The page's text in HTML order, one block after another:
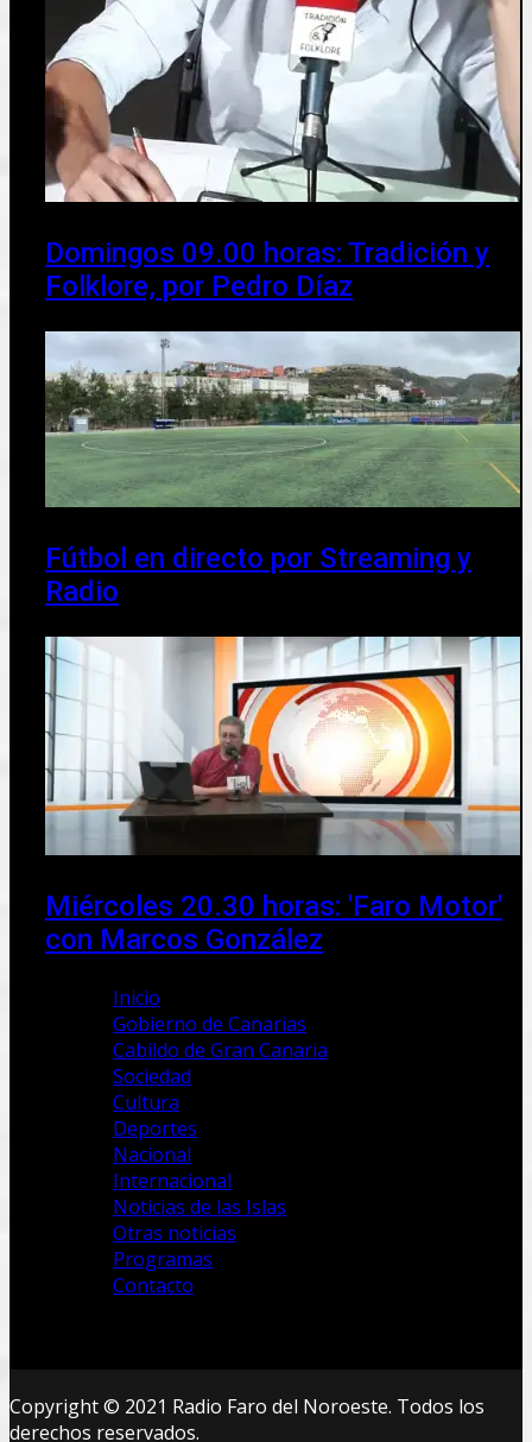
Domingos 09.00 horas: Tradición y
Folklore, por Pedro Díaz
Fútbol en directo por Streaming y
Radio
Miércoles 20.30 horas: 'Faro Motor'
con Marcos González
Inicio
Gobierno de Canarias
Cabildo de Gran Canaria
Sociedad
Cultura
Deportes
Nacional
Internacional
Noticias de las Islas
Otras noticias
Programas
Contacto
Copyright © 2021 Radio Faro del Noroeste. Todos los
derechos reservados.